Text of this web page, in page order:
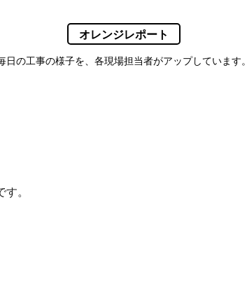
オレンジレポート
日の工事の様子を、各現場担当者がアップしています。
。